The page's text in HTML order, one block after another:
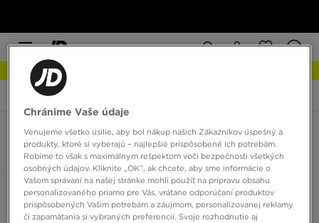
JD Sports New Balance 740 & 9060
Pánske New Balance 740 & 9060
0 produktov
Zoradiť:Odporúčané Filtrovať
Chránime Vaše údaje
Venujeme všetko úsilie, aby bol nákup našich Zákazníkov úspešný a
produkty, ktoré si vyberajú – najlepšie prispôsobené ich potrebám.
Robíme to však s maximálnym rešpektom voči bezpečnosti všetkých
osobných údajov. Kliknite „OK”, ak chcete, aby sme informácie o
Vašom správaní na našej stránke mohli použiť na prípravu obsahu
personalizovaného priamo pre Vás, vrátane odporúčaní produktov
prispôsobených Vašim potrebám a záujmom, personalizovanej reklamy
či zapamätania si vybraných preferencií. Svoje rozhodnutie aj